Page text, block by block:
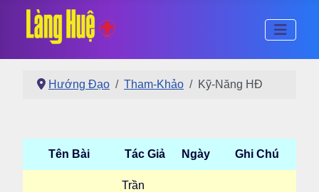
Hướng Đạo Tham-Khảo Kỹ-Năng HĐ
Tên Bài Tác Giả Ngày Ghi Chú
Trần